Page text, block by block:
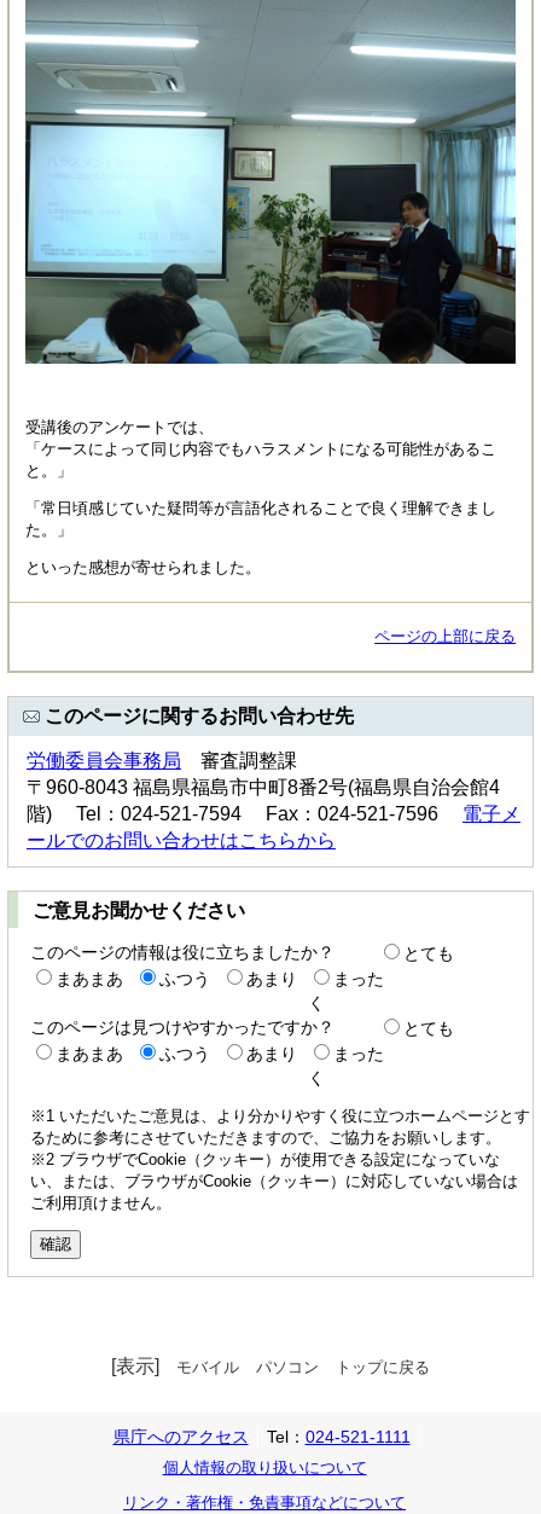
受講後のアンケートでは、
「ケースによって同じ内容でもハラスメントになる可能性があるこ
と。」
「常日頃感じていた疑問等が言語化されることで良く理解できまし
た。」
といった感想が寄せられました。
ページの上部に戻る
このページに関するお問い合わせ先
労働委員会事務局 審査調整課
〒960-8043 福島県福島市中町8番2号(福島県自治会館4
階) Tel：024-521-7594 Fax：024-521-7596 電子メ
ールでのお問い合わせはこちらから
ご意見お聞かせください
このページの情報は役に立ちましたか？
とても
まあまあ
ふつう あまり
まった
く
このページは見つけやすかったですか？
とても
まあまあ
ふつう あまり
まった
く
※1 いただいたご意見は、より分かりやすく役に立つホームページとす
るために参考にさせていただきますので、ご協力をお願いします。
※2 ブラウザでCookie（クッキー）が使用できる設定になっていな
い、または、ブラウザがCookie（クッキー）に対応していない場合は
ご利用頂けません。
[表示] モバイル パソコン トップに戻る
県庁へのアクセス Tel： 024-521-1111
個人情報の取り扱いについて
リンク・著作権・免責事項などについて